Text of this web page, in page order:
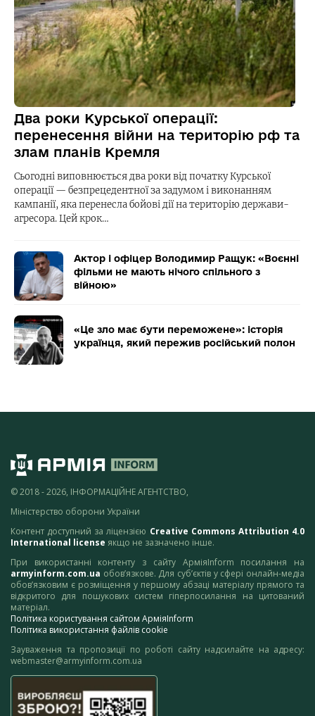
Два роки Курської операції:
перенесення війни на територію рф та
злам планів Кремля
Сьогодні виповнюється два роки від початку Курської
операції — безпрецедентної за задумом і виконанням
кампанії, яка перенесла бойові дії на територію держави-
агресора. Цей крок…
Актор і офіцер Володимир Ращук: «Воєнні
фільми не мають нічого спільного з
війною»
«Це зло має бути переможене»: історія
українця, який пережив російський полон
© 2018 - 2026, ІНФОРМАЦІЙНЕ АГЕНТСТВО,
Міністерство оборони України
Контент доступний за ліцензією Creative Commons Attribution 4.0
International license якщо не зазначено інше.
При використанні контенту з сайту АрміяInform посилання на
armyinform.com.ua обов’язкове. Для суб’єктів у сфері онлайн-медіа
обов’язковим є розміщення у першому абзаці матеріалу прямого та
відкритого для пошукових систем гіперпосилання на цитований
матеріал.
Політика користування сайтом АрміяInform
Політика використання файлів cookie
Зауваження та пропозиції по роботі сайту надсилайте на адресу:
webmaster@armyinform.com.ua